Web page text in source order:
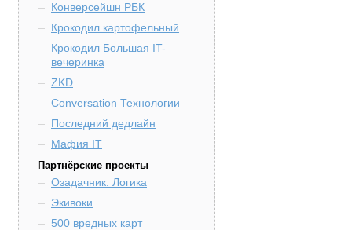
Конверсейшн РБК
Крокодил картофельный
Крокодил Большая IT-
вечеринка
ZKD
Conversation Технологии
Последний дедлайн
Мафия IT
Партнёрские проекты
Озадачник. Логика
Экивоки
500 вредных карт